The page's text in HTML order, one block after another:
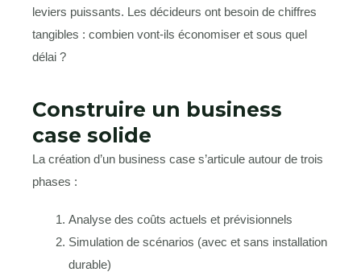
leviers puissants. Les décideurs ont besoin de chiffres
tangibles : combien vont-ils économiser et sous quel
délai ?
Construire un business
case solide
La création d’un business case s’articule autour de trois
phases :
Analyse des coûts actuels et prévisionnels
Simulation de scénarios (avec et sans installation
durable)